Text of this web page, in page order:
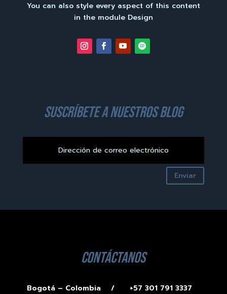
You can also style every aspect of this content
in the module Design
suscríbete a nuestros blog
Enviar
contáctanos
Bogotá – Colombia / +57 301 791 3337